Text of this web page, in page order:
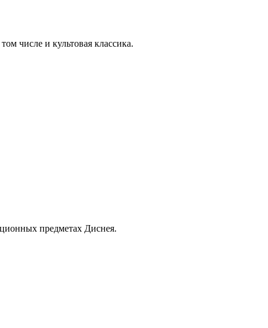
числе и культовая классика.
предметах Диснея.